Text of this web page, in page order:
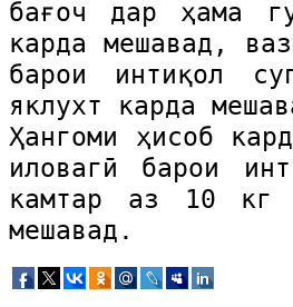
бағоч дар ҳама
карда мешавад,
барои интиқол
яклухт карда
Ҳангоми ҳисоб
иловагӣ барои
камтар аз 10 кг
мешавад.